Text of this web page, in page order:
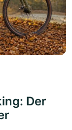
Der